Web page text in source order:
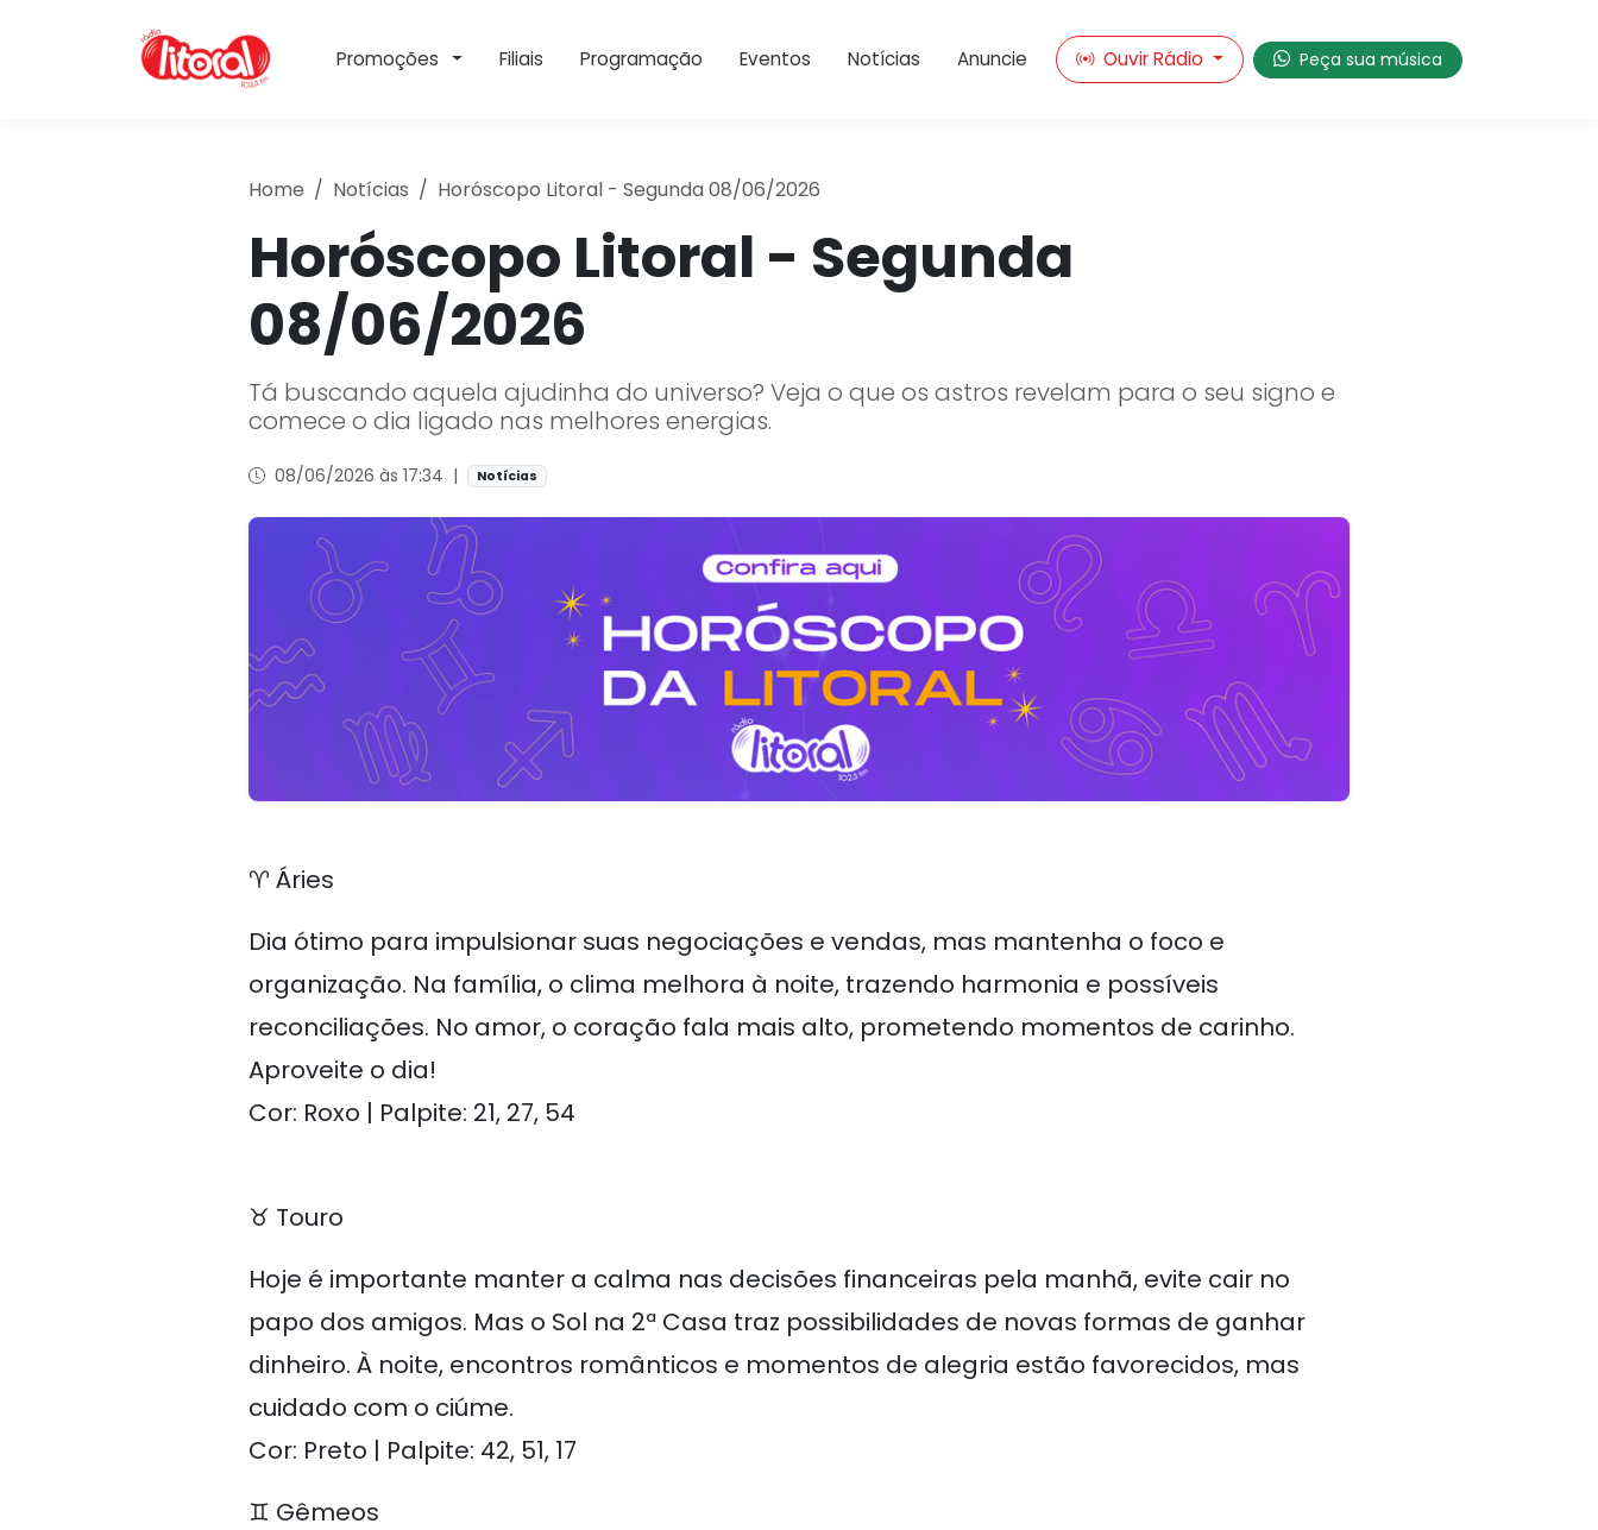
Promoções Toggle Dropdown
Filiais Programação Eventos Notícias Anuncie Ouvir Rádio Peça sua música
Home Notícias Horóscopo Litoral - Segunda 08/06/2026
Horóscopo Litoral - Segunda
08/06/2026
Tá buscando aquela ajudinha do universo? Veja o que os astros revelam para o seu signo e
comece o dia ligado nas melhores energias.
08/06/2026 às 17:34 | Notícias
♈ Áries
Dia ótimo para impulsionar suas negociações e vendas, mas mantenha o foco e
organização. Na família, o clima melhora à noite, trazendo harmonia e possíveis
reconciliações. No amor, o coração fala mais alto, prometendo momentos de carinho.
Aproveite o dia!
Cor: Roxo | Palpite: 21, 27, 54
♉ Touro
Hoje é importante manter a calma nas decisões financeiras pela manhã, evite cair no
papo dos amigos. Mas o Sol na 2ª Casa traz possibilidades de novas formas de ganhar
dinheiro. À noite, encontros românticos e momentos de alegria estão favorecidos, mas
cuidado com o ciúme.
Cor: Preto | Palpite: 42, 51, 17
♊ Gêmeos